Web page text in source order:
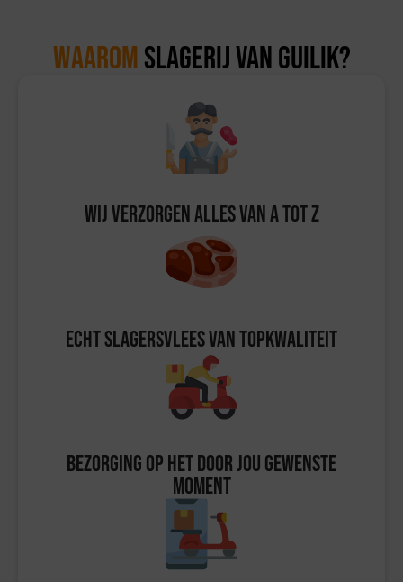
WaaromSlagerij van Guilik?
Wij verzorgen alles van A tot Z
Echt slagersvlees van topkwaliteit
Bezorging op het door jou gewenste
moment